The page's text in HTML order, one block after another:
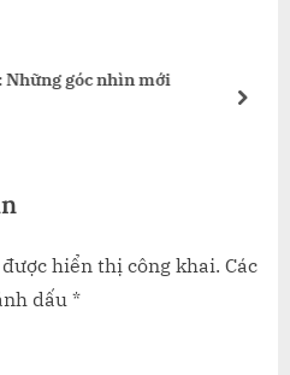
góc nhìn mới
next
hiển thị công khai. Các
dấu *